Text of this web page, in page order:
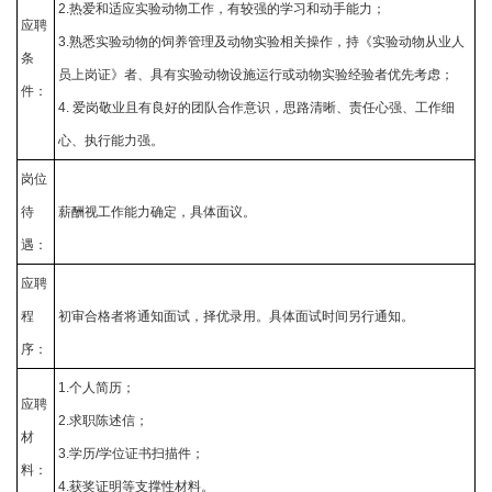
应聘
条
件：
2.热爱和适应实验动物工作，有较强的学习和动手能力；
3.熟悉实验动物的饲养管理及动物实验相关操作，持《实验动物从业人
员上岗证》者、具有实验动物设施运行或动物实验经验者优先考虑；
4. 爱岗敬业且有良好的团队合作意识，思路清晰、责任心强、工作细
心、执行能力强。
岗位
待
遇：
薪酬视工作能力确定，具体面议。
应聘
程
序：
初审合格者将通知面试，择优录用。具体面试时间另行通知。
应聘
材
料：
1.个人简历；
2.求职陈述信；
3.学历/学位证书扫描件；
4.获奖证明等支撑性材料。